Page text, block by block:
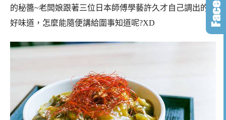
的秘醬~老闆娘跟著三位日本師傅學藝許久才自己調出的
好味道，怎麼能隨便講給圍事知道呢?XD